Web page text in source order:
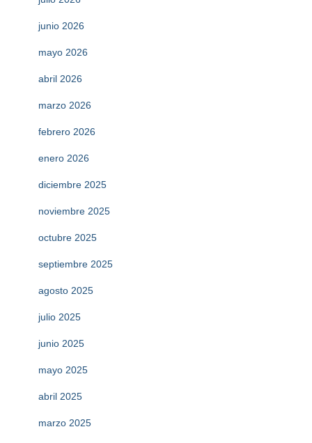
junio 2026
mayo 2026
abril 2026
marzo 2026
febrero 2026
enero 2026
diciembre 2025
noviembre 2025
octubre 2025
septiembre 2025
agosto 2025
julio 2025
junio 2025
mayo 2025
abril 2025
marzo 2025